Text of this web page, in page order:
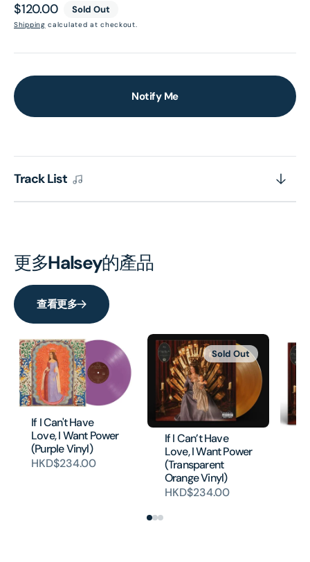
Regular
price
$120.00 Sold Out
Shipping calculated at checkout.
Notify Me
Track List
更多Halsey的產品
查看更多
If I Can't Have
Love, I Want Power
(Purple Vinyl)
HKD$234.00
If I Can’t Have
Love, I Want Power
(Transparent
Orange Vinyl)
HKD$234.00
Sold Out